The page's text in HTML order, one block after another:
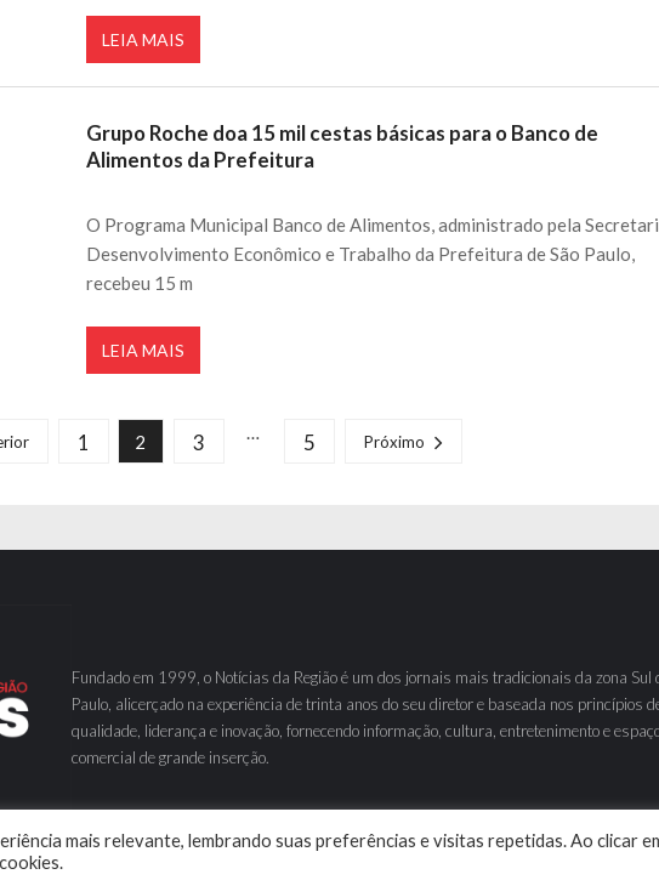
LEIA MAIS
Grupo Roche doa 15 mil cestas básicas para o Banco de
Alimentos da Prefeitura
O Programa Municipal Banco de Alimentos, administrado pela
Desenvolvimento Econômico e Trabalho da Prefeitura de São Paulo,
recebeu 15 m
LEIA MAIS
1 2 3 … 5 Próximo
Fundado em 1999, o Notícias da Região é um dos jornais mais tradicionais da zona Sul
Paulo, alicerçado na experiência de trinta anos do seu diretor e baseada nos princípios
qualidade, liderança e inovação, fornecendo informação, cultura, entretenimento e
comercial de grande inserção.
mais relevante, lembrando suas preferências e visitas repetidas. Ao clicar